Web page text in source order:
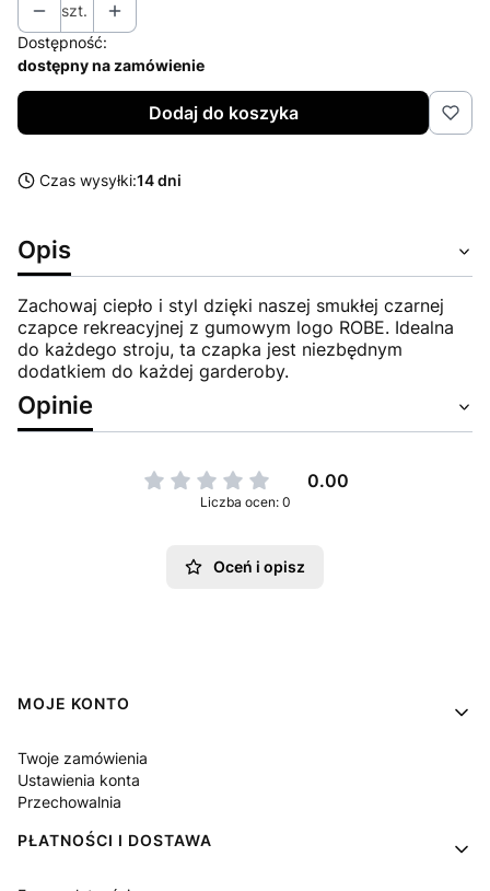
szt.
Dostępność:
dostępny na zamówienie
Dodaj do koszyka
Czas wysyłki:14 dni
Opis
Zachowaj ciepło i styl dzięki naszej smukłej czarnej
czapce rekreacyjnej z gumowym logo ROBE. Idealna
do każdego stroju, ta czapka jest niezbędnym
dodatkiem do każdej garderoby.
Opinie
0.00
Liczba ocen: 0
Oceń i opisz
Linki w stopce
MOJE KONTO
Twoje zamówienia
Ustawienia konta
Przechowalnia
PŁATNOŚCI I DOSTAWA